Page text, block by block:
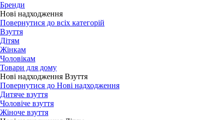
Бренди
Нові надходження
Повернутися до всіх категорій
Взуття
Дітям
Жінкам
Чоловікам
Товари для дому
Нові надходження Взуття
Повернутися до Нові надходження
Дитяче взуття
Чоловіче взуття
Жіноче взуття